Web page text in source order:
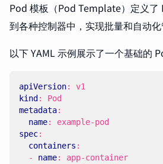
Pod 模板（Pod Template）定义了
到各种控制器中，实现批量和自动化
以下 YAML 示例展示了一个基础的
apiVersion:
v1
kind :
Pod
metadata:
name:
example-pod
spec:
containers :
- name:
app-container